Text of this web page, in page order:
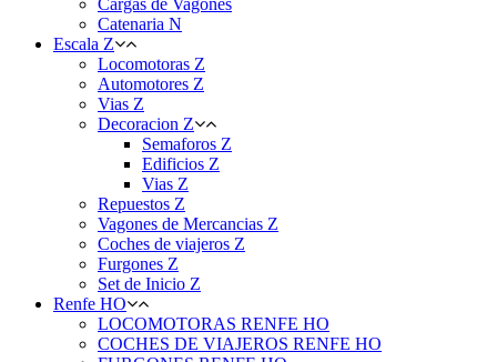
Cargas de Vagones
Catenaria N
Escala Z
Locomotoras Z
Automotores Z
Vias Z
Decoracion Z
Semaforos Z
Edificios Z
Vias Z
Repuestos Z
Vagones de Mercancias Z
Coches de viajeros Z
Furgones Z
Set de Inicio Z
Renfe HO
LOCOMOTORAS RENFE HO
COCHES DE VIAJEROS RENFE HO